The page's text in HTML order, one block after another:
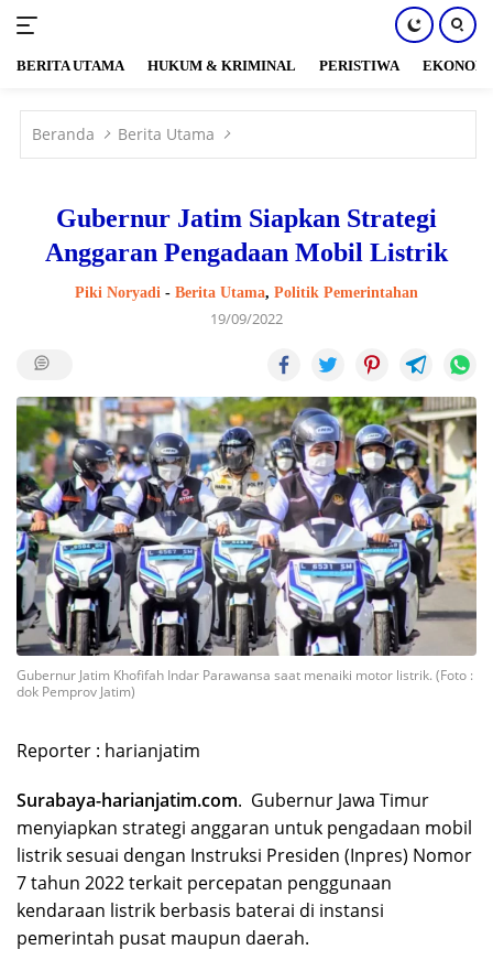
konten
BERITA UTAMA HUKUM & KRIMINAL PERISTIWA EKONOMI
Beranda Berita Utama
Gubernur Jatim Siapkan Strategi
Anggaran Pengadaan Mobil Listrik
Piki Noryadi - Berita Utama, Politik Pemerintahan
19/09/2022
Gubernur Jatim Khofifah Indar Parawansa saat menaiki motor listrik. (Foto :
dok Pemprov Jatim)
Reporter : harianjatim
Surabaya-harianjatim.com. Gubernur Jawa Timur
menyiapkan strategi anggaran untuk pengadaan mobil
listrik sesuai dengan Instruksi Presiden (Inpres) Nomor
7 tahun 2022 terkait percepatan penggunaan
kendaraan listrik berbasis baterai di instansi
pemerintah pusat maupun daerah.